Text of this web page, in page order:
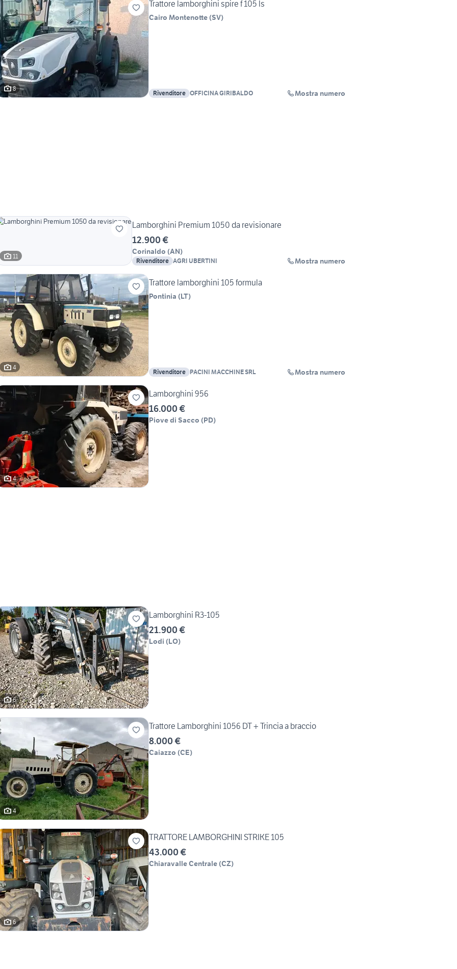
8
Trattore lamborghini spire f 105 ls
Cairo Montenotte (SV)
Rivenditore OFFICINA GIRIBALDO Mostra numero
11
Lamborghini Premium 1050 da revisionare
12.900 €
Corinaldo (AN)
Rivenditore AGRI UBERTINI Mostra numero
4
Trattore lamborghini 105 formula
Pontinia (LT)
Rivenditore PACINI MACCHINE SRL Mostra numero
4
Lamborghini 956
16.000 €
Piove di Sacco (PD)
6
Lamborghini R3-105
21.900 €
Lodi (LO)
4
Trattore Lamborghini 1056 DT + Trincia a braccio
8.000 €
Caiazzo (CE)
6
TRATTORE LAMBORGHINI STRIKE 105
43.000 €
Chiaravalle Centrale (CZ)